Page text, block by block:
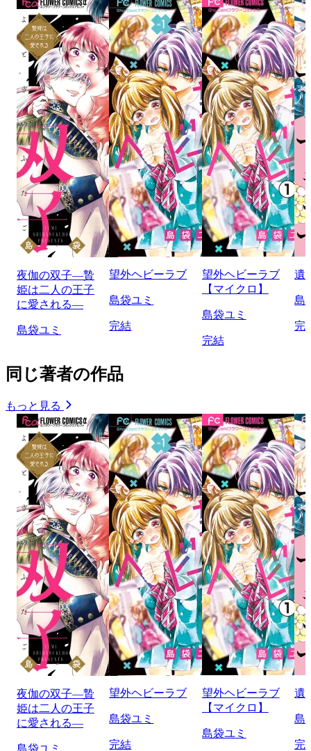
夜伽の双子―贄
姫は二人の王子
に愛される―
島袋ユミ
望外ヘビーラブ
島袋ユミ
完結
望外ヘビーラブ
【マイクロ】
島袋ユミ
完結
遺
島
完
同じ著者の作品
もっと見る
夜伽の双子―贄
姫は二人の王子
に愛される―
望外ヘビーラブ
島袋ユミ
完結
望外ヘビーラブ
【マイクロ】
島袋ユミ
遺
島
完